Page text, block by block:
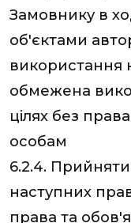
Замовнику в
об'єктами
використання
обмежена
цілях без
особам
6.2.4.
наступних
права та